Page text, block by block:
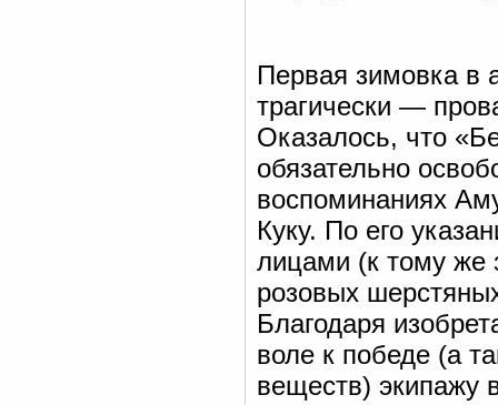
Первая зимовка в
трагически —
Оказалось, что
обязательно
воспоминаниях
Куку. По его
лицами (к тому же
розовых
Благодаря
воле к победе (а
веществ) экипажу